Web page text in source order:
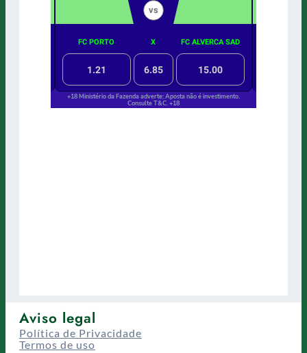
Aviso legal
Política de Privacidade
Termos de uso